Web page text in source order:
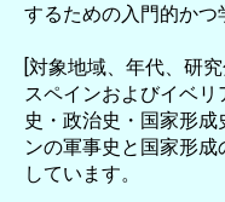
するための入門的かつ
[対象地域、年代、研
スペインおよびイベ
史・政治史・国家形
ンの軍事史と国家形
しています。